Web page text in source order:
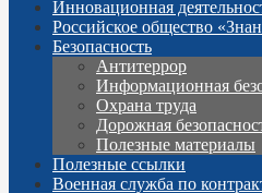
Инновационная
Российское общество
Безопасность
Антитеррор
Информационная
Охрана труда
Дорожная
Полезные материалы
Полезные ссылки
Военная служба по